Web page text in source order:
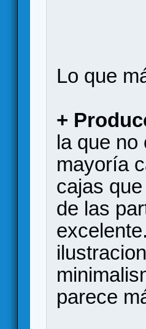
Lo que
+
la que no
mayoría
cajas
de las
parece